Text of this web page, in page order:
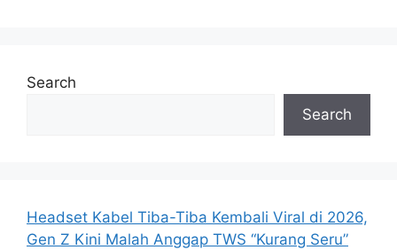
Search
Search
Headset Kabel Tiba-Tiba Kembali Viral di 2026,
Gen Z Kini Malah Anggap TWS “Kurang Seru”